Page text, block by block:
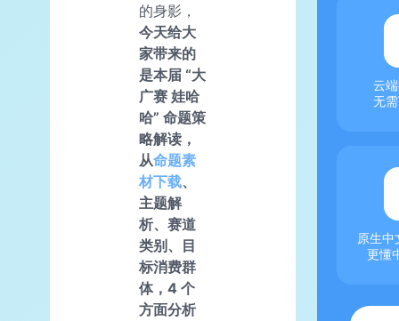
的身影，
今天给大
家带来的
是本届 “大
广赛 娃哈
哈” 命题策
略解读，
从命题素
材下载、
主题解
析、赛道
类别、目
标消费群
体，4 个
方面分析
云
无
原生中
更懂